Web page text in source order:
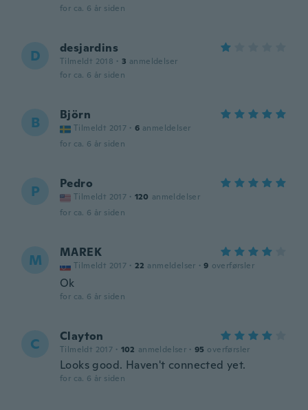
for ca. 6 år siden
D desjardins
Tilmeldt 2018 · 3 anmeldelser
for ca. 6 år siden
B Björn
Tilmeldt 2017 · 6 anmeldelser
for ca. 6 år siden
P Pedro
Tilmeldt 2017 · 120 anmeldelser
for ca. 6 år siden
M MAREK
Tilmeldt 2017 · 22 anmeldelser · 9 overførsler
Ok
for ca. 6 år siden
C Clayton
Tilmeldt 2017 · 102 anmeldelser · 95 overførsler
Looks good. Haven't connected yet.
for ca. 6 år siden